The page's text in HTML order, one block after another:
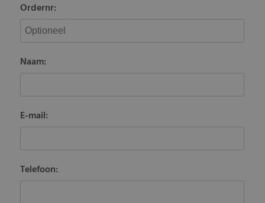
Ordernr:
Naam:
E-mail:
Telefoon: